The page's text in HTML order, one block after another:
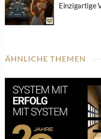
Einzigartige
ÄHNLICHE THEMEN